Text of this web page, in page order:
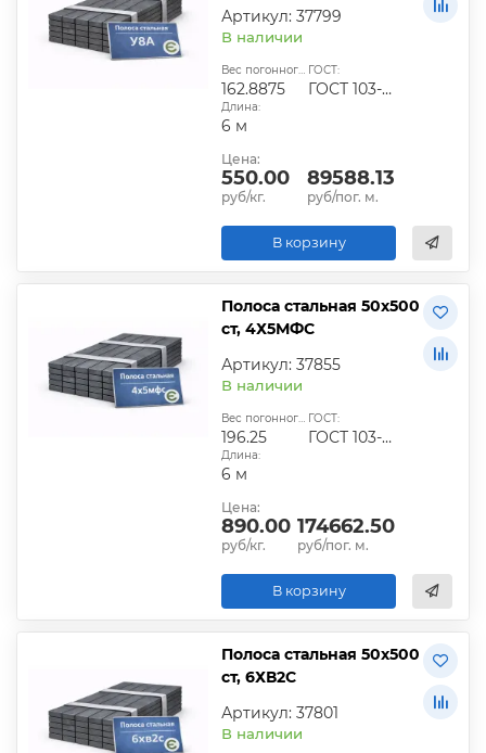
Артикул: 37799
В наличии
Вес погонного метра, кг:
162.8875
ГОСТ:
ГОСТ 103-2006
Длина:
6 м
Цена:
550.00
руб/кг.
89588.13
руб/пог. м.
В корзину
Полоса стальная 50х500
ст, 4Х5МФС
Артикул: 37855
В наличии
Вес погонного метра, кг:
196.25
ГОСТ:
ГОСТ 103-2006
Длина:
6 м
Цена:
890.00
руб/кг.
174662.50
руб/пог. м.
В корзину
Полоса стальная 50х500
ст, 6ХВ2С
Артикул: 37801
В наличии